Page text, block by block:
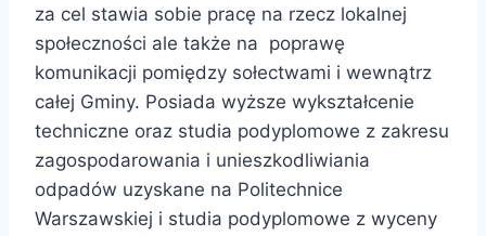
za cel stawia sobie pracę na rzecz lokalnej
społeczności ale także na poprawę
komunikacji pomiędzy sołectwami i wewnątrz
całej Gminy. Posiada wyższe wykształcenie
techniczne oraz studia podyplomowe z zakresu
zagospodarowania i unieszkodliwiania
odpadów uzyskane na Politechnice
Warszawskiej i studia podyplomowe z wyceny